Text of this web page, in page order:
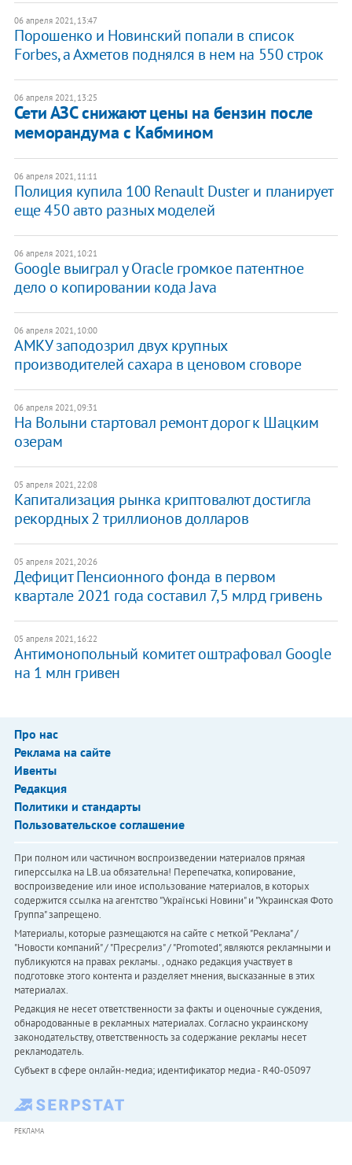
06 апреля 2021, 13:47
Порошенко и Новинский попали в список
Forbes, а Ахметов поднялся в нем на 550 строк
06 апреля 2021, 13:25
Сети АЗС снижают цены на бензин после
меморандума с Кабмином
06 апреля 2021, 11:11
Полиция купила 100 Renault Duster и планирует
еще 450 авто разных моделей
06 апреля 2021, 10:21
Google выиграл у Oracle громкое патентное
дело о копировании кода Java
06 апреля 2021, 10:00
АМКУ заподозрил двух крупных
производителей сахара в ценовом сговоре
06 апреля 2021, 09:31
На Волыни стартовал ремонт дорог к Шацким
озерам
05 апреля 2021, 22:08
Капитализация рынка криптовалют достигла
рекордных 2 триллионов долларов
05 апреля 2021, 20:26
Дефицит Пенсионного фонда в первом
квартале 2021 года составил 7,5 млрд гривень
05 апреля 2021, 16:22
Антимонопольный комитет оштрафовал Google
на 1 млн гривен
Про нас
Реклама на сайте
Ивенты
Редакция
Политики и стандарты
Пользовательское соглашение
При полном или частичном воспроизведении материалов прямая
гиперссылка на LB.ua обязательна! Перепечатка, копирование,
воспроизведение или иное использование материалов, в которых
содержится ссылка на агентство "Українськi Новини" и "Украинская Фото
Группа" запрещено.
Материалы, которые размещаются на сайте с меткой "Реклама" /
"Новости компаний" / "Пресрелиз" / "Promoted", являются рекламными и
публикуются на правах рекламы. , однако редакция участвует в
подготовке этого контента и разделяет мнения, высказанные в этих
материалах.
Редакция не несет ответственности за факты и оценочные суждения,
обнародованные в рекламных материалах. Согласно украинскому
законодательству, ответственность за содержание рекламы несет
рекламодатель.
Субъект в сфере онлайн-медиа; идентификатор медиа - R40-05097
РЕКЛАМА